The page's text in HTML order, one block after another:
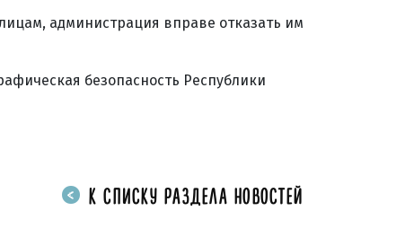
администрация вправе отказать им
безопасность Республики
К СПИСКУ РАЗДЕЛА НОВОСТЕЙ